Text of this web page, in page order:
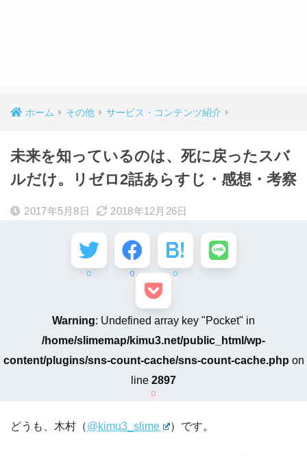
ホーム その他 サービス・コンテンツ紹介
未来を知っているのは、死に戻ったスバ
ルだけ。リゼロ2話あらすじ・感想・考察
2017年5月8日 2018年12月26日
0 0 0
Warning: Undefined array key "Pocket" in
/home/slimemap/kimu3.net/public_html/wp-
content/plugins/sns-count-cache/sns-count-cache.php on
line 2897
0
どうも、木村（@kimu3_slime ）です。